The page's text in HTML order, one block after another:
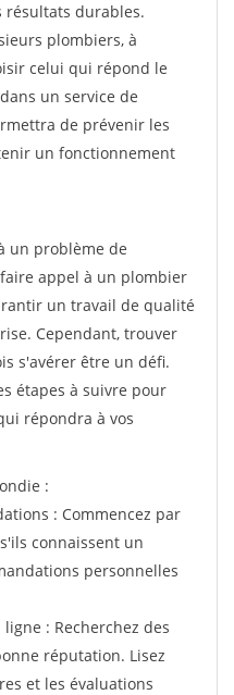
résultats durables.
plombiers, à
celui qui répond le
un service de
de prévenir les
un fonctionnement
un problème de
appel à un plombier
un travail de qualité
Cependant, trouver
s'avérer être un défi.
étapes à suivre pour
répondra à vos
:
: Commencez par
connaissent un
personnelles
: Recherchez des
réputation. Lisez
et les évaluations